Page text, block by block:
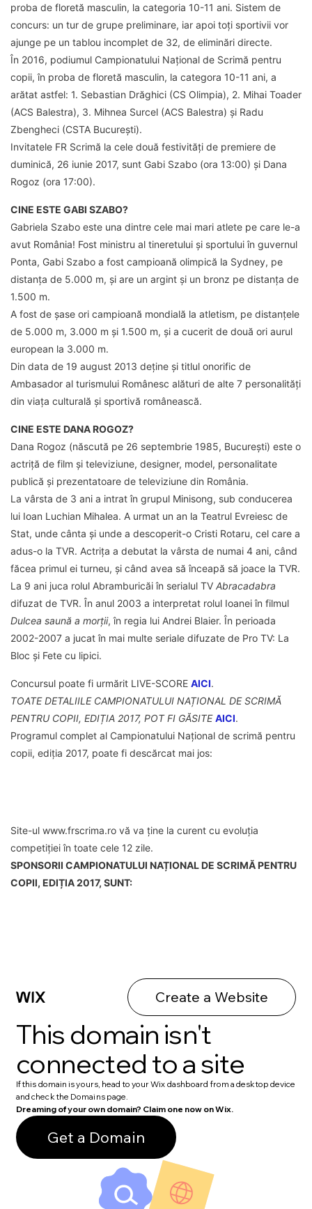
proba de floretă masculin, la categoria 10-11 ani. Sistem de
concurs: un tur de grupe preliminare, iar apoi toți sportivii vor
ajunge pe un tablou incomplet de 32, de eliminări directe.
În 2016, podiumul Campionatului Național de Scrimă pentru
copii, în proba de floretă masculin, la categora 10-11 ani, a
arătat astfel: 1. Sebastian Drăghici (CS Olimpia), 2. Mihai Toader
(ACS Balestra), 3. Mihnea Surcel (ACS Balestra) și Radu
Zbengheci (CSTA București).
Invitatele FR Scrimă la cele două festivități de premiere de
duminică, 26 iunie 2017, sunt Gabi Szabo (ora 13:00) și Dana
Rogoz (ora 17:00).
CINE ESTE GABI SZABO?
Gabriela Szabo este una dintre cele mai mari atlete pe care le-a
avut România! Fost ministru al tineretului și sportului în guvernul
Ponta, Gabi Szabo a fost campioană olimpică la Sydney, pe
distanța de 5.000 m, și are un argint și un bronz pe distanța de
1.500 m.
A fost de șase ori campioană mondială la atletism, pe distanțele
de 5.000 m, 3.000 m și 1.500 m, și a cucerit de două ori aurul
european la 3.000 m.
Din data de 19 august 2013 deține și titlul onorific de
Ambasador al turismului Românesc alături de alte 7 personalități
din viața culturală și sportivă românească.
CINE ESTE DANA ROGOZ?
Dana Rogoz (născută pe 26 septembrie 1985, București) este o
actriță de film și televiziune, designer, model, personalitate
publică și prezentatoare de televiziune din România.
La vârsta de 3 ani a intrat în grupul Minisong, sub conducerea
lui Ioan Luchian Mihalea. A urmat un an la Teatrul Evreiesc de
Stat, unde cânta și unde a descoperit-o Cristi Rotaru, cel care a
adus-o la TVR. Actrița a debutat la vârsta de numai 4 ani, când
făcea primul ei turneu, și când avea să înceapă să joace la TVR.
La 9 ani juca rolul Abramburicăi în serialul TV Abracadabra
difuzat de TVR. În anul 2003 a interpretat rolul Ioanei în filmul
Dulcea saună a morții, în regia lui Andrei Blaier. În perioada
2002-2007 a jucat în mai multe seriale difuzate de Pro TV: La
Bloc și Fete cu lipici.
Concursul poate fi urmărit LIVE-SCORE AICI.
TOATE DETALIILE CAMPIONATULUI NAȚIONAL DE SCRIMĂ
PENTRU COPII, EDIȚIA 2017, POT FI GĂSITE AICI.
Programul complet al Campionatului Național de scrimă pentru
copii, ediția 2017, poate fi descărcat mai jos:
Site-ul www.frscrima.ro vă va ține la curent cu evoluția
competiției în toate cele 12 zile.
SPONSORII CAMPIONATULUI NAȚIONAL DE SCRIMĂ PENTRU
COPII, EDIȚIA 2017, SUNT: